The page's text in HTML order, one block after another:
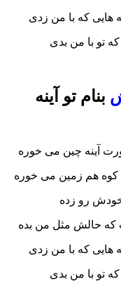
هایی که با من زدی
تو با من بدی
بنام تو آینه
آینه چین می خوره
کوه هم زمین می خوره
خودش رو زده
که حالش مثل من بده
هایی که با من زدی
تو با من بدی